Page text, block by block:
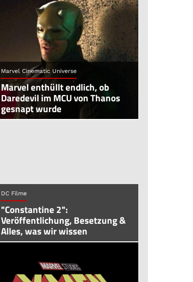
Marvel Cinematic Universe
Marvel enthüllt endlich, ob
Daredevil im MCU von Thanos
gesnapt wurde
DC Filme
"Constantine 2":
Veröffentlichung, Besetzung &
Alles, was wir wissen